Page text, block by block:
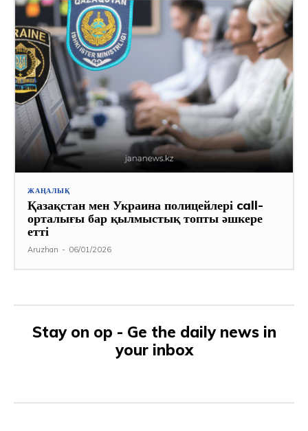
ЖАҢАЛЫҚ
Қазақстан мен Украина полицейлері call-
орталығы бар қылмыстық топты әшкере
етті
Aruzhan - 06/01/2026
Stay on op - Ge the daily news in
your inbox